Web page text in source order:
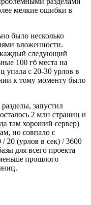
мелкие ошибки в
было несколько
вложенности.
каждый следующий
100 гб места на
упала с 20-30 урлов в
к тому моменту было
запустил
2 млн страниц и
там хороший сервер)
но совпало с
20 (урлов в сек) / 3600
для всего проекта
прошлого